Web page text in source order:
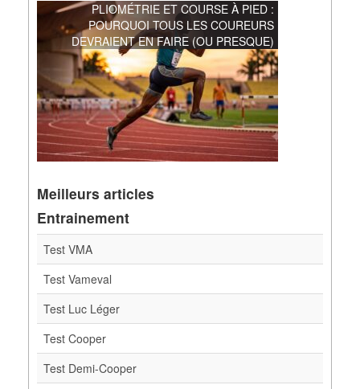
PLIOMÉTRIE ET COURSE À PIED :
POURQUOI TOUS LES COUREURS
DEVRAIENT EN FAIRE (OU PRESQUE)
Meilleurs articles
Entrainement
Test VMA
Test Vameval
Test Luc Léger
Test Cooper
Test Demi-Cooper